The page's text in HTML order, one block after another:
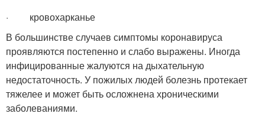
· кровохарканье
В большинстве случаев симптомы коронавируса
проявляются постепенно и слабо выражены. Иногда
инфицированные жалуются на дыхательную
недостаточность. У пожилых людей болезнь протекает
тяжелее и может быть осложнена хроническими
заболеваниями.